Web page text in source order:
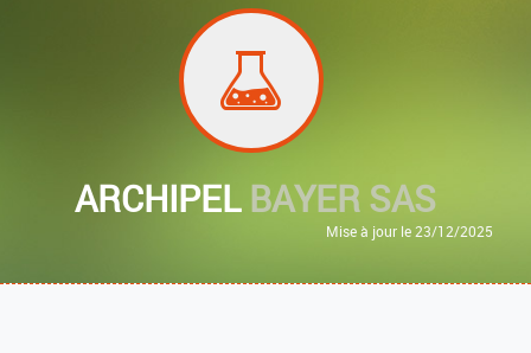
ARCHIPELBAYER SAS
Mise à jour le 23/12/2025